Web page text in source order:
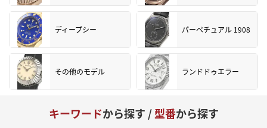
ディープシー パーペチュアル 1908
その他のモデル ランドドゥエラー
キーワードから探す /型番から探す